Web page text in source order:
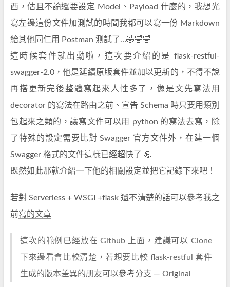
西，估且不論還要設定 Model、Payload 什麼的，我想光
寫左邊這份文件加測試的時間我都可以寫一份 Markdown
給其他同仁用 Postman 測試了…🤣🤣🤣
這時候套件就出動啦，這次要介紹的是 flask-restful-
swagger-2.0，他是延續原版套件並加以更新的，不得不說
再搭更新完後整體寫起來人性多了，像是文先寫法用
decorator 的寫法在路由之前、宣告 Schema 時只要用類別
包起來之類的，讓寫文件可以用 python 的寫法去寫，除
了特殊的設定需要比對 Swagger 官方文件外，在建一個
Swagger 格式的文件這樣已經超快了 💪
既然如此那就介紹一下他的相關設定並把它記錄下來吧！
若對 Serverless + WSGI +flask 還不清楚的話可以參考我之
前寫的文章
這次的範例已經放在 Github 上面，建議可以 Clone
下來邊看會比較清楚，若想要比較 flask-restful 套件
生成的版本差異的朋友可以參考分支 — Original